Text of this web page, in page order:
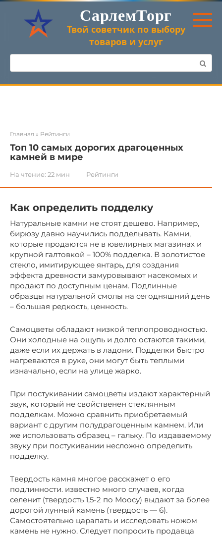
Перейти
контенту
СарлемТорг
Твой советчик по выбору
товаров и услуг
Поиск:
Главная » Рейтинги
Топ 10 самых дорогих драгоценных
камней в мире
На чтение: 22 мин Рейтинги
Как определить подделку
Натуральные камни не стоят дешево. Например,
бирюзу давно научились подделывать. Камни,
которые продаются не в ювелирных магазинах и
крупной галтовкой – 100% подделка. В золотистое
стекло, имитирующее янтарь, для создания
эффекта древности замуровывают насекомых и
продают по доступным ценам. Подлинные
образцы натуральной смолы на сегодняшний день
– большая редкость, ценность.
Самоцветы обладают низкой теплопроводностью.
Они холодные на ощупь и долго остаются такими,
даже если их держать в ладони. Подделки быстро
нагреваются в руке, они могут быть теплыми
изначально, если на улице жарко.
При постукивании самоцветы издают характерный
звук, который не свойственен стеклянным
подделкам. Можно сравнить приобретаемый
вариант с другим полудрагоценным камнем. Или
же использовать образец – гальку. По издаваемому
звуку при постукивании несложно определить
подделку.
Твердость камня многое расскажет о его
подлинности. известно много случаев, когда
селенит (твердость 1,5-2 по Моосу) выдают за более
дорогой лунный камень (твердость — 6).
Самостоятельно царапать и исследовать ножом
камень не нужно. Следует попросить продавца